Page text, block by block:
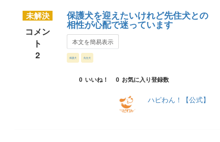
未解決
コメン
ト
2
保護犬を迎えたいけれど先住犬との
相性が心配で迷っています
本文を簡易表示
保護犬 先住犬
0 いいね！ 0 お気に入り登録数
ハピわん！【公式】